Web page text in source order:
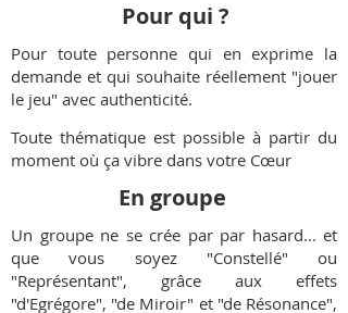
Pour qui ?
Pour toute personne qui en exprime la
demande et qui souhaite réellement "jouer
le jeu" avec authenticité.
Toute thématique est possible à partir du
moment où ça vibre dans votre Cœur
En groupe
Un groupe ne se crée par par hasard... et
que vous soyez "Constellé" ou
"Représentant", grâce aux effets
"d'Egrégore", "de Miroir" et "de Résonance",